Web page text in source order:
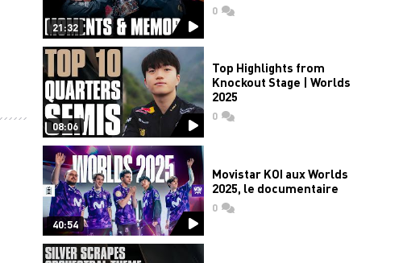
21:32
0commentaires
08:06
Top Highlights from
Knockout Stage | Worlds
2025
0commentaires
40:54
Movistar KOI aux Worlds
2025, le documentaire
0commentaires